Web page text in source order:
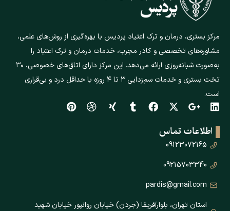
مرکز بستری، درمان و ترک اعتیاد پردیس با بهره‌گیری از روش‌های علمی،
مشاوره‌های تخصصی و کادر مجرب، خدمات درمان و ترک اعتیاد را
به‌صورت شبانه‌روزی ارائه می‌دهد. این مرکز دارای اتاق‌های خصوصی، ۳۰
تخت بستری و خدمات سم‌زدایی ۳ تا ۴ روزه با حداقل درد و بی‌قراری
است.
اطلاعات تماس
09123072165
09215703340
pardis@gmail.com
استان تهران، بلوارآفریقا (جردن) خیابان روانپور خیابان شهید